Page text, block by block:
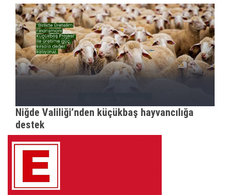
Niğde Valiliği’nden küçükbaş hayvancılığa
destek